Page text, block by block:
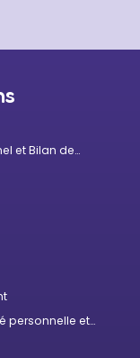
et Bilan de
personnelle et